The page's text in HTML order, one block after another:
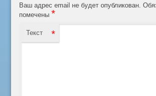
Ваш адрес email не будет опубликован.
помечены *
Текст *